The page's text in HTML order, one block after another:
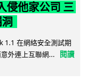
侵他家公司 三
1.1 在網絡安全測試期
外連上互聯網...
閱讀